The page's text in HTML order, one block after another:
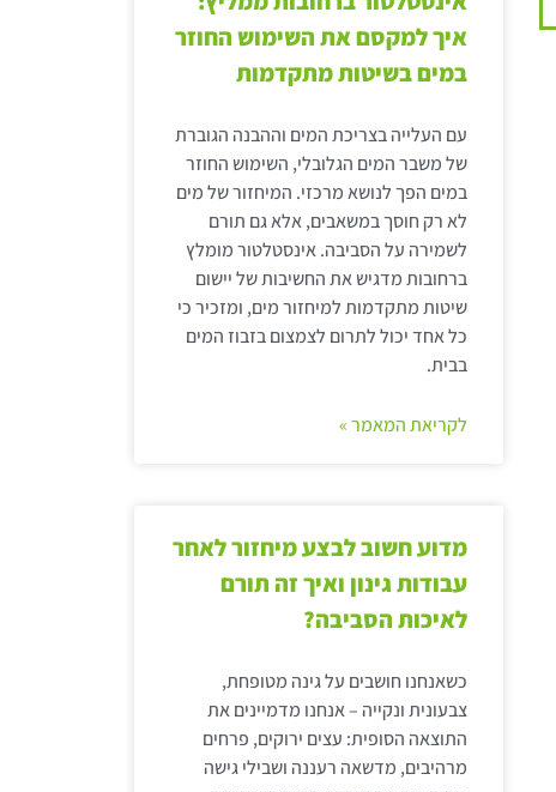
איך למקסם את השימוש החוזר
במים בשיטות מתקדמות
עם העלייה בצריכת המים וההבנה הגוברת
של משבר המים הגלובלי, השימוש החוזר
במים הפך לנושא מרכזי. המיחזור של מים
לא רק חוסך במשאבים, אלא גם תורם
לשמירה על הסביבה. אינסטלטור מומלץ
ברחובות מדגיש את החשיבות של יישום
שיטות מתקדמות למיחזור מים, ומזכיר כי
כל אחד יכול לתרום לצמצום בזבוז המים
בבית.
לקריאת המאמר »
מדוע חשוב לבצע מיחזור לאחר
עבודות גינון ואיך זה תורם
לאיכות הסביבה?
כשאנחנו חושבים על גינה מטופחת,
צבעונית ונקייה – אנחנו מדמיינים את
התוצאה הסופית: עצים ירוקים, פרחים
מרהיבים, מדשאה רעננה ושבילי גישה